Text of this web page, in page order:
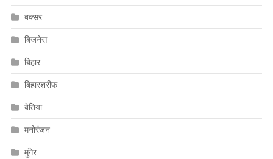
बक्सर
बिजनेस
बिहार
बिहारशरीफ
बेतिया
मनोरंजन
मुंगेर